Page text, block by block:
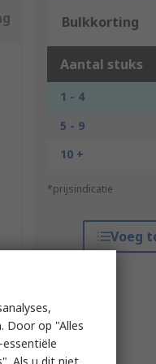
Bulkkorting
Aantal stuks
1 - 4
5 - 9
10 +
*prijsindicatie
Voeg
Door op "Alles